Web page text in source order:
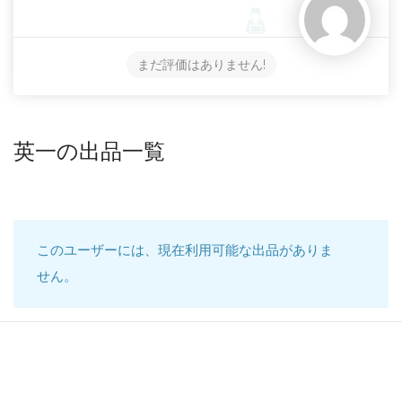
まだ評価はありません!
英一の出品一覧
このユーザーには、現在利用可能な出品がありま
せん。